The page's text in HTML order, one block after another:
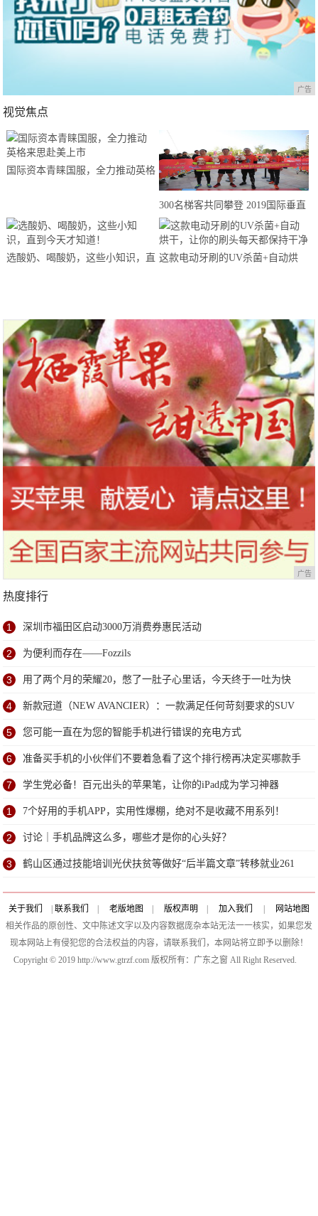
广告
视觉焦点
国际资本青睐国服，全力推动英格
300名梯客共同攀登 2019国际垂直
马拉松超级精英赛顺德海骏达中心
站欢乐开跑
选酸奶、喝酸奶，这些小知识，直 这款电动牙刷的UV杀菌+自动烘
广告
热度排行
1 深圳市福田区启动3000万消费券惠民活动
2 为便利而存在——Fozzils
3 用了两个月的荣耀20，憋了一肚子心里话，今天终于一吐为快
4 新款冠道（NEW AVANCIER）：一款满足任何苛刻要求的SUV
5 您可能一直在为您的智能手机进行错误的充电方式
6 准备买手机的小伙伴们不要着急看了这个排行榜再决定买哪款手
机吧
7 学生党必备！百元出头的苹果笔，让你的iPad成为学习神器
1 7个好用的手机APP，实用性爆棚，绝对不是收藏不用系列！
2 讨论｜手机品牌这么多，哪些才是你的心头好？
3 鹤山区通过技能培训光伏扶贫等做好“后半篇文章”转移就业261
人
关于我们 联系我们 老版地图 版权声明 加入我们
网站地图
相关作品的原创性、文中陈述文字以及内容数据庞杂本站无法一一核实，如果您发
现本网站上有侵犯您的合法权益的内容，请联系我们，本网站将立即予以删除！
Copyright © 2019 http://www.gtrzf.com 版权所有：广东之窗 All Right Reserved.